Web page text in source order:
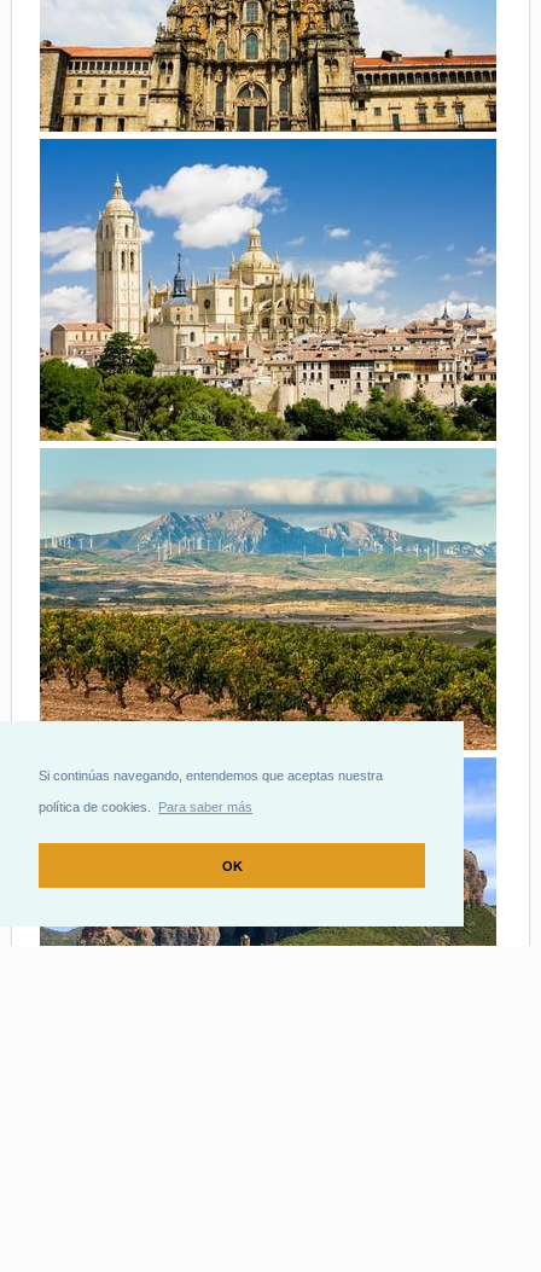
Si continúas navegando, entendemos que aceptas nuestra
política de cookies. Para saber más
OK